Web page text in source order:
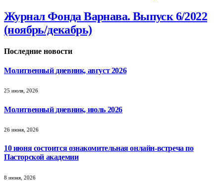
Журнал Фонда Варнава. Выпуск 6/2022
(ноябрь/декабрь)
Последние новости
Молитвенный дневник, август 2026
25 июля, 2026
Молитвенный дневник, июль 2026
26 июня, 2026
10 июня состоится ознакомительная онлайн-встреча по
Пасторской академии
8 июня, 2026